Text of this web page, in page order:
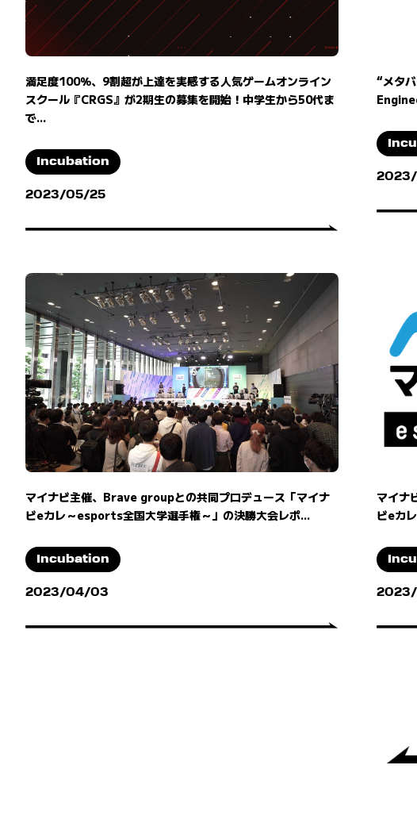
満足度100％、9割超が上達を実感する人気ゲームオンライン
スクール『CRGS』が2期生の募集を開始！中学生から50代ま
で...
Incubation
2023/05/25
“メタ
マイナビ主催、Brave groupとの共同プロデュース「マイナ
ビeカレ～esports全国大学選手権～」の決勝大会レポ...
Incubation
2023/04/03
マイナ
ビeカ